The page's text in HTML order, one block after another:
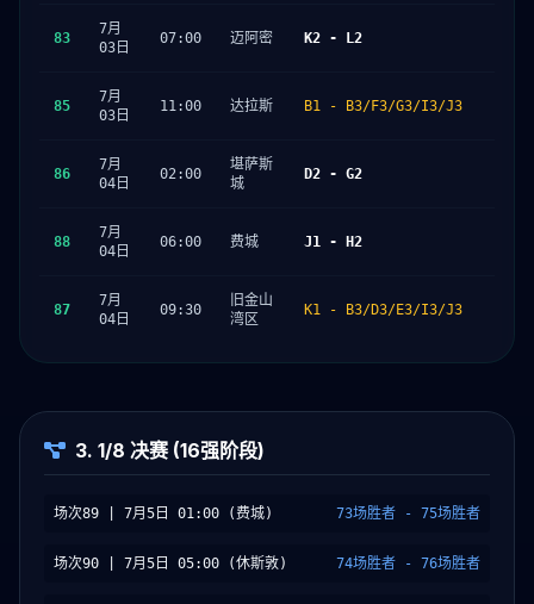
83
7月
03日
07:00 迈阿密 K2 - L2
85
7月
03日
11:00 达拉斯 B1 - B3/F3/G3/I3/J3
86
7月
04日
02:00
堪萨斯
城
D2 - G2
88
7月
04日
06:00 费城 J1 - H2
87
7月
04日
09:30
旧金山
湾区
K1 - B3/D3/E3/I3/J3
3. 1/8 决赛 (16强阶段)
场次89 | 7月5日 01:00 (费城) 73场胜者 - 75场胜者
场次90 | 7月5日 05:00 (休斯敦) 74场胜者 - 76场胜者